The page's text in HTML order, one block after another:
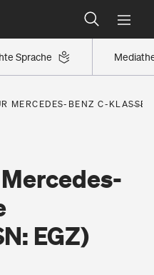
Sprache
finden
eingestuft
finden
MERCEDES-BENZ C-KLASSE
EGZ)